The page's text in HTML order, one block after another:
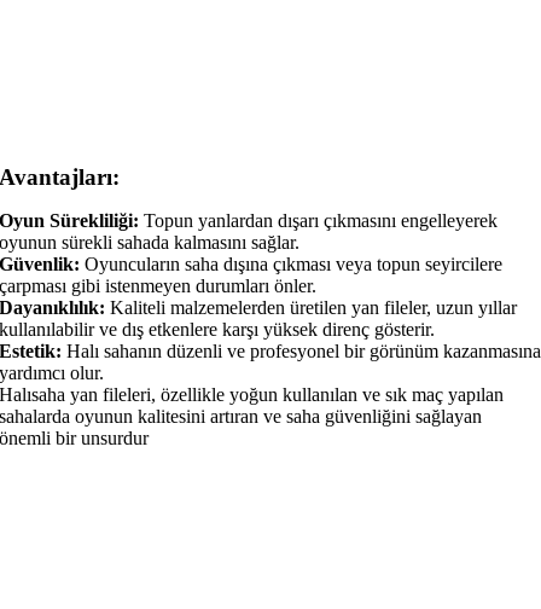
Avantajları:
Oyun Sürekliliği: Topun yanlardan dışarı çıkmasını engelleyerek
oyunun sürekli sahada kalmasını sağlar.
Güvenlik: Oyuncuların saha dışına çıkması veya topun seyircilere
çarpması gibi istenmeyen durumları önler.
Dayanıklılık: Kaliteli malzemelerden üretilen yan fileler, uzun yıllar
kullanılabilir ve dış etkenlere karşı yüksek direnç gösterir.
Estetik: Halı sahanın düzenli ve profesyonel bir görünüm kazanmasına
yardımcı olur.
Halısaha yan fileleri, özellikle yoğun kullanılan ve sık maç yapılan
sahalarda oyunun kalitesini artıran ve saha güvenliğini sağlayan
önemli bir unsurdur